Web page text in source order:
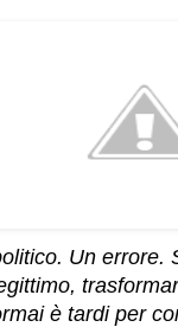
Un errore.
è tardi per